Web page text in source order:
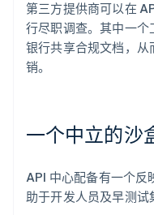
第三方提供商可以在
行尽职调查。其中一
银行共享合规文档，
销。
一个中立的沙
API 中心配备有一个反
助于开发人员及早测试